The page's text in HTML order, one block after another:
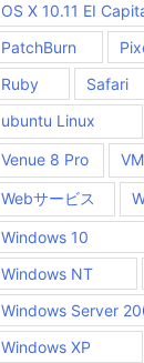
OS X 10.11 EI
PatchBurn
Ruby
Safari
ubuntu Linux
Venue 8 Pro
Webサービス
Windows 10
Windows NT
Windows Server
Windows XP